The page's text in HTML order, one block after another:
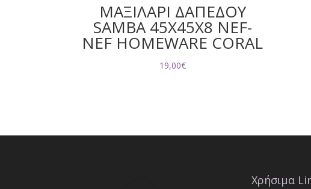
ΜΑΞΙΛΑΡΙ ΔΑΠΕΔΟΥ
SAMBA 45X45X8 NEF-
NEF HOMEWARE CORAL
19,00€
Χρήσιμα